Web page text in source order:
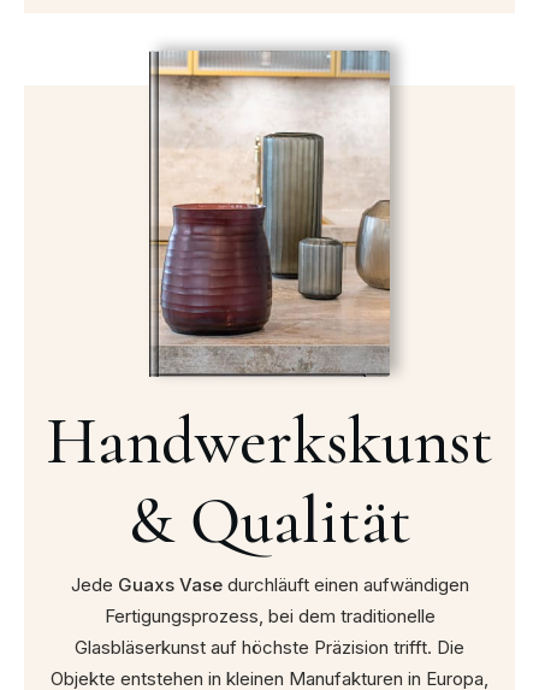
Handwerkskunst
& Qualität
Jede Guaxs Vasedurchläuft einen aufwändigen
Fertigungsprozess, bei dem traditionelle
Glasbläserkunst auf höchste Präzision trifft. Die
Objekte entstehen in kleinen Manufakturen in Europa,